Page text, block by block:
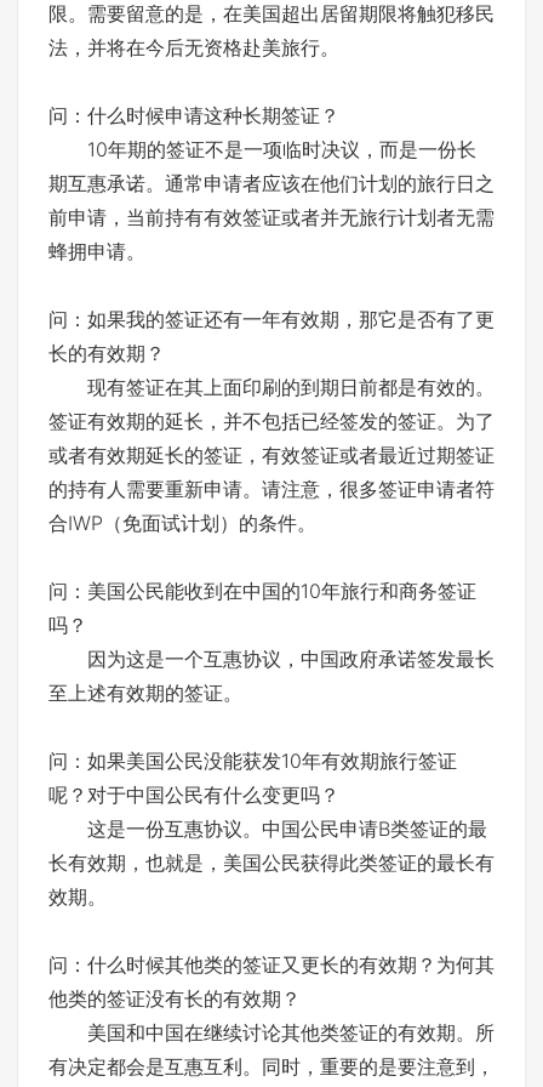
限。需要留意的是，在美国超出居留期限将触犯移民
法，并将在今后无资格赴美旅行。
问：什么时候申请这种长期签证？
10年期的签证不是一项临时决议，而是一份长
期互惠承诺。通常申请者应该在他们计划的旅行日之
前申请，当前持有有效签证或者并无旅行计划者无需
蜂拥申请。
问：如果我的签证还有一年有效期，那它是否有了更
长的有效期？
现有签证在其上面印刷的到期日前都是有效的。
签证有效期的延长，并不包括已经签发的签证。为了
或者有效期延长的签证，有效签证或者最近过期签证
的持有人需要重新申请。请注意，很多签证申请者符
合IWP（免面试计划）的条件。
问：美国公民能收到在中国的10年旅行和商务签证
吗？
因为这是一个互惠协议，中国政府承诺签发最长
至上述有效期的签证。
问：如果美国公民没能获发10年有效期旅行签证
呢？对于中国公民有什么变更吗？
这是一份互惠协议。中国公民申请B类签证的最
长有效期，也就是，美国公民获得此类签证的最长有
效期。
问：什么时候其他类的签证又更长的有效期？为何其
他类的签证没有长的有效期？
美国和中国在继续讨论其他类签证的有效期。所
有决定都会是互惠互利。同时，重要的是要注意到，